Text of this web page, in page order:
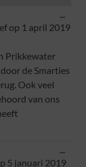
op 1 april 2019
Prikkewater
de Smarties
Ook veel
van ons
...
5 januari 2019
...